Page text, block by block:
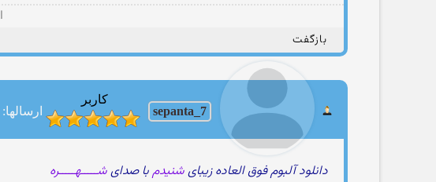
بازگفت
sepanta_7
کاربر
ارسالها: 23327
دانلود آلبوم فوق العاده زیبایشنیدمبا صدایشـــــهـــــره